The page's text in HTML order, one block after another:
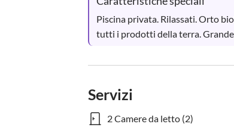
Piscina privata. Rilassati. Orto
tutti i prodotti della terra.
Servizi
2 Camere da letto (2)